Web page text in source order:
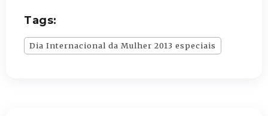
Tags:
Dia Internacional da Mulher 2013 especiais